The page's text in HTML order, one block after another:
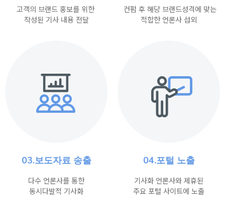
고객의 브랜드 홍보를 위한
작성된 기사 내용 전달
컨펌 후 해당 브랜드성격에 맞는
적합한 언론사 섭외
03.보도자료 송출
다수 언론사를 통한
동시다발적 기사화
04.포털 노출
기사화 언론사와 제휴된
주요 포털 사이트에 노출